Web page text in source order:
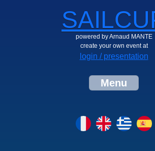
powered by Arnaud MANTE
create your own event at
login / presentation
Menu